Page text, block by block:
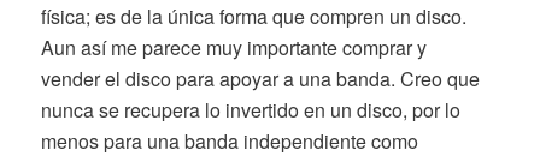
física; es de la única forma que compren un disco.
Aun así me parece muy importante comprar y
vender el disco para apoyar a una banda. Creo que
nunca se recupera lo invertido en un disco, por lo
menos para una banda independiente como